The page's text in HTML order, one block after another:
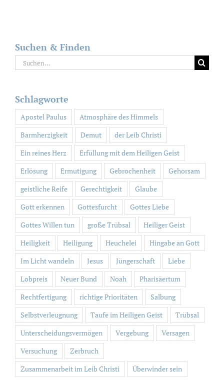
Suchen & Finden
Suche
nach:
Schlagworte
Apostel Paulus
Atmosphäre des Himmels
Barmherzigkeit
Demut
der Leib Christi
Ein reines Herz
Erfüllung mit dem Heiligen Geist
Erlösung
Ermutigung Gebrochenheit
Gehorsam
geistliche Reife
Gerechtigkeit
Glaube
Gott erkennen
Gottesfurcht
Gottes Liebe
Gottes Willen tun
große Trübsal
Heiliger Geist
Heiligkeit
Heiligung Heuchelei
Hingabe an Gott
Im Licht wandeln
Jesus Jüngerschaft
Liebe
Lobpreis
Neuer Bund Noah
Pharisäertum
Rechtfertigung
richtige Prioritäten
Salbung
Selbstverleugnung
Taufe im Heiligen Geist
Trübsal
Unterscheidungsvermögen
Vergebung
Versagen
Versuchung
Zerbruch
Zusammenarbeit im Leib Christi
Überwinder sein